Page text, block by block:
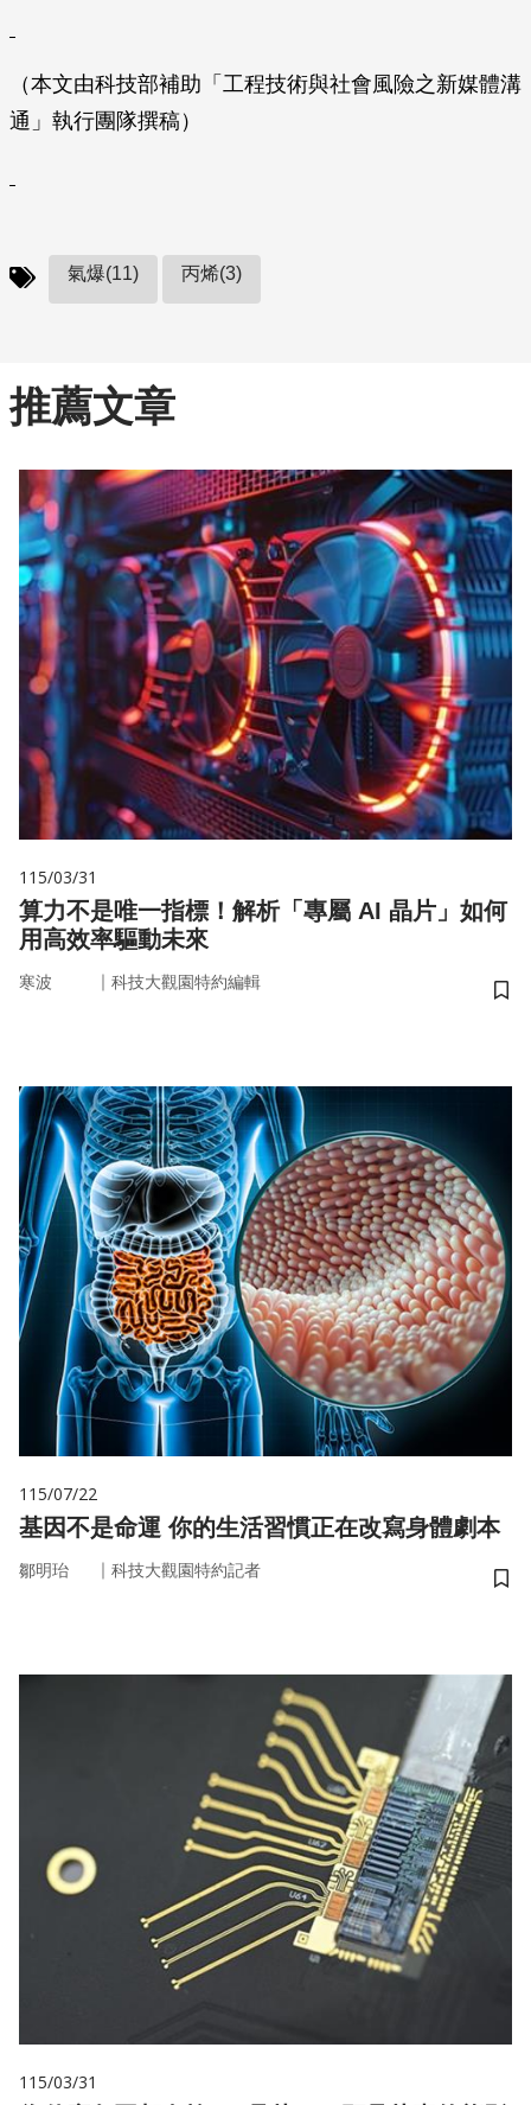
（本文由科技部補助「工程技術與社會風險之新媒體溝
通」執行團隊撰稿）
氣爆(11) 丙烯(3)
推薦文章
115/03/31
算力不是唯一指標！解析「專屬 AI 晶片」如何
用高效率驅動未來
寒波 ｜ 科技大觀園特約編輯
儲
115/07/22
基因不是命運 你的生活習慣正在改寫身體劇本
鄒明珆 ｜ 科技大觀園特約記者
儲
115/03/31